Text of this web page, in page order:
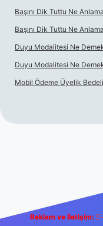
Başını Dik Tuttu Ne
Başını Dik Tuttu Ne
Duyu Modalitesi Ne
Duyu Modalitesi Ne
Mobil Ödeme Üyelik
Reklam ve İletişim: